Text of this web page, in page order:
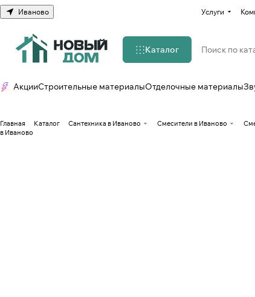
Иваново Услуги
Каталог
АкцииСтроительные материалыОтделочные материалы
Главная Каталог Сантехника в Иваново Смесители в Иваново
в Иваново